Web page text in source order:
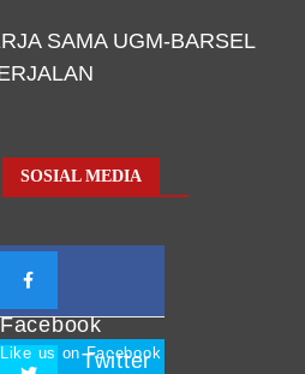
SAMA UGM-BARSEL
SOSIAL MEDIA
Facebook
Like us on Facebook
Twitter